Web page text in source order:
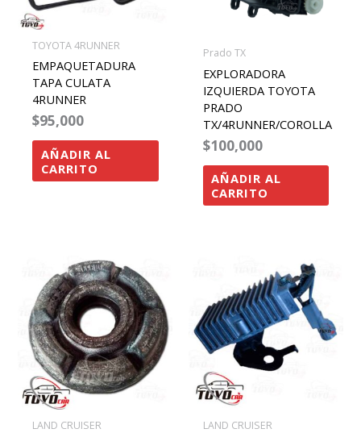
TOYOTA 4RUNNER
EMPAQUETADURA
TAPA CULATA
4RUNNER
$95,000
AÑADIR AL
CARRITO
Prado TX
EXPLORADORA
IZQUIERDA TOYOTA
PRADO
TX/4RUNNER/COROLLA
$100,000
AÑADIR AL
CARRITO
LAND CRUISER LAND CRUISER